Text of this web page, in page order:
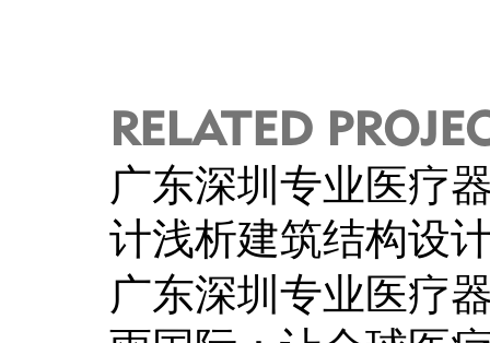
RELATED
广东深圳专业医疗
计浅析建筑结构设
广东深圳专业医疗